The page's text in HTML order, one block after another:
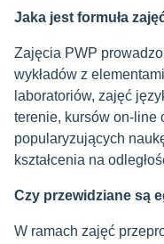
Jaka jest formuła
Zajęcia PWP
wykładów z
laboratoriów, zajęć
terenie, kursów on-line
popularyzujących
kształcenia na
Czy przewidziane są
W ramach zajęć